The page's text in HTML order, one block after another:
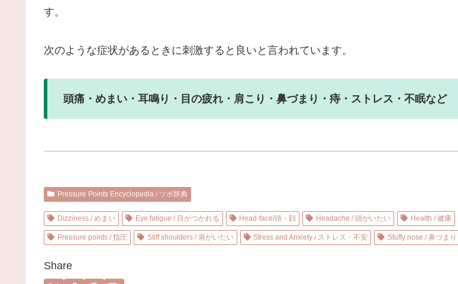
す。
次のような症状があるときに刺激すると良いと言われています。
頭痛・めまい・耳鳴り・目の疲れ・肩こり・鼻づまり・痔・ストレス・不眠など
Pressure Points Encyclopedia / ツボ辞典
Dizziness / めまい Eye fatigue / 目がつかれる Head-face/頭・顔 Headache / 頭がいたい Health / 健康
Pressure points / 指圧 Stiff shoulders / 肩がいたい Stress and Anxiety / ストレス・不安 Stuffy nose / 鼻づまり
Share